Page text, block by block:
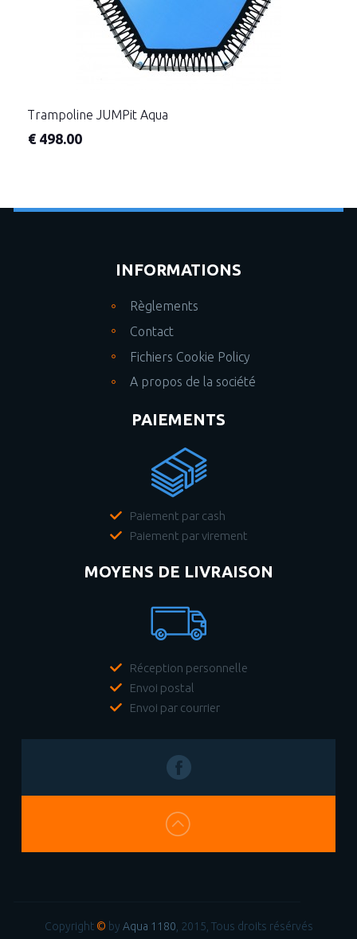
Trampoline JUMPit Aqua
€ 498.00
INFORMATIONS
Règlements
Contact
Fichiers Cookie Policy
A propos de la société
PAIEMENTS
Paiement par cash
Paiement par virement
MOYENS DE LIVRAISON
Réception personnelle
Envoi postal
Envoi par courrier
Copyright © by Aqua 1180 , 2015, Tous droits résérvés